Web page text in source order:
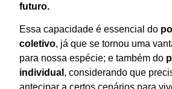
futuro.
Essa capacidade é essencial do
coletivo, já que se tornou uma
para nossa espécie; e também do
individual , considerando que